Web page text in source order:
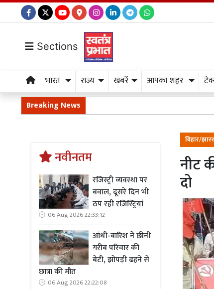
Sections
भारत राज्य खबरें आपका शहर
Breaking News
नवीनतम
रजिस्ट्री व्यवस्था पर
बवाल, दूसरे दिन भी
ठप रही रजिस्ट्रियां
06 Aug 2026 22:33:12
आंधी-बारिश ने छीनी
गरीब परिवार की
बेटी, झोपड़ी ढहने से
छात्रा की मौत
06 Aug 2026 22:22:08
बिहार/
नीट
दो